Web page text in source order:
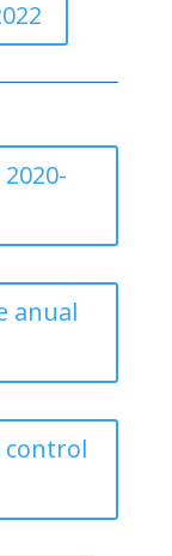
anual
control